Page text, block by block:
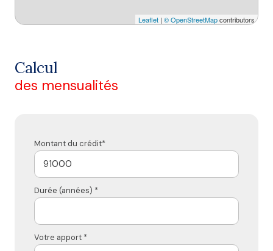
Leaflet | © OpenStreetMapcontributors
Calcul
des mensualités
Montant du crédit*
Durée (années) *
Votre apport *